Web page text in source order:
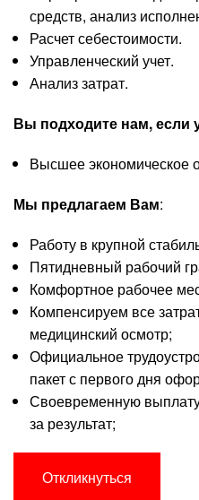
средств, анализ
Расчет себестоимости.
Управленческий учет.
Анализ затрат.
Вы подходите нам, если
Высшее экономическое
Мы предлагаем Вам:
Работу в крупной
Пятидневный рабочий
Комфортное рабочее
Компенсируем все
медицинский осмотр;
Официальное
пакет с первого дня
Своевременную
за результат;
Откликнуться